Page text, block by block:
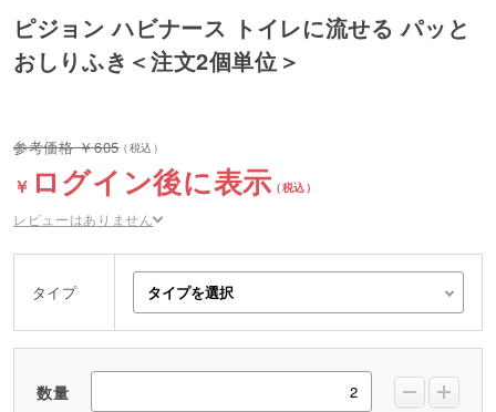
ピジョン ハビナース トイレに流せる パッと
おしりふき＜注文2個単位＞
605
ログイン後に表示
レビューはありません
タイプ
数量